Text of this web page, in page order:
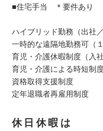
■住宅手当 ＊要件あり
ハイブリッド勤務（出社
一時的な遠隔地勤務可（
育児・介護休暇制度（入
育児・介護による時短制
資格取得支援制度
定年退職者再雇用制度
休日休暇は